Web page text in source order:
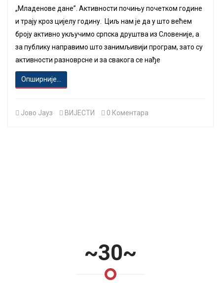
„Младенове дане”. Активности почињу почетком године
и трају кроз цијелу годину. Циљ нам је да у што већем
броју активно укључимо српска друштва из Словеније, а
за публику направимо што занимљивији програм, зато су
активности разноврсне и за свакога се нађе
Опширније...
Јово Јауз ВИЈЕСТИ 0 Коментара
~30~